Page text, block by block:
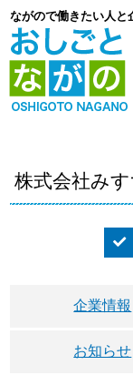
ながので働きたい人
株式会社み
企業情報
お知らせ